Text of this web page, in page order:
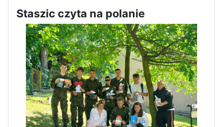
Rozpoczęcie kampanii „Gotowi
na kryzys” w ZSP w Iłży
Pierwszy tydzień praktyk
Staszic czyta na polanie